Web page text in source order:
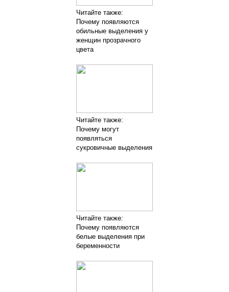
Читайте также:
Почему появляются
обильные выделения у
женщин прозрачного
цвета
Читайте также:
Почему могут
появляться
сукровичные выделения
Читайте также:
Почему появляются
белые выделения при
беременности